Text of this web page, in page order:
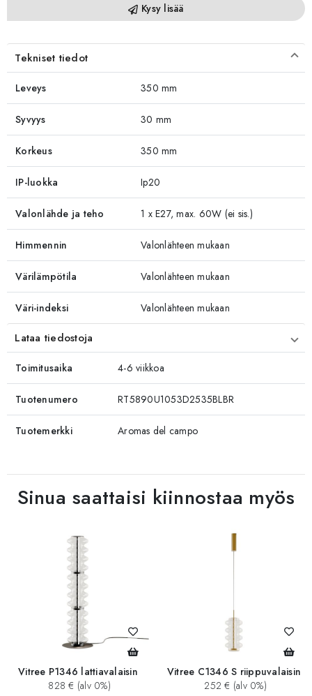
Kysy lisää
Tekniset tiedot
Leveys 350 mm
Syvyys 30 mm
Korkeus 350 mm
IP-luokka Ip20
Valonlähde ja teho 1 x E27, max. 60W (ei sis.)
Himmennin Valonlähteen mukaan
Värilämpötila Valonlähteen mukaan
Väri-indeksi Valonlähteen mukaan
Lataa tiedostoja
Toimitusaika 4-6 viikkoa
Tuotenumero RT5890U1053D2535BLBR
Tuotemerkki Aromas del campo
Sinua saattaisi kiinnostaa myös
Vitree P1346 lattiavalaisin
828 € (alv 0%)
Vitree C1346 S riippuvalaisin
252 € (alv 0%)